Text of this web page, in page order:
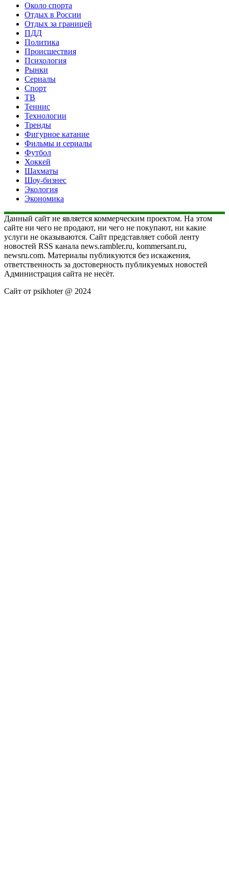
Около спорта
Отдых в России
Отдых за границей
ПДД
Политика
Происшествия
Психология
Рынки
Сериалы
Спорт
ТВ
Теннис
Технологии
Тренды
Фигурное катание
Фильмы и сериалы
Футбол
Хоккей
Шахматы
Шоу-бизнес
Экология
Экономика
Данный сайт не является коммерческим проектом. На этом
сайте ни чего не продают, ни чего не покупают, ни какие
услуги не оказываются. Сайт представляет собой ленту
новостей RSS канала news.rambler.ru, kommersant.ru,
newsru.com. Материалы публикуются без искажения,
ответственность за достоверность публикуемых новостей
Администрация сайта не несёт.
Сайт от psikhoter @ 2024